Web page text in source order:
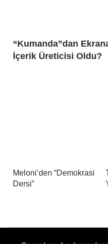
“Kumanda”dan
İçerik Üreticisi Oldu?
Meloni’den “Demokrasi
Dersi”